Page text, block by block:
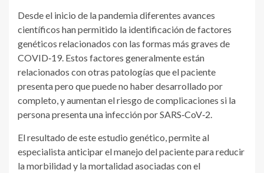
Desde el inicio de la pandemia diferentes avances
científicos han permitido la identificación de factores
genéticos relacionados con las formas más graves de
COVID‐19. Estos factores generalmente están
relacionados con otras patologías que el paciente
presenta pero que puede no haber desarrollado por
completo, y aumentan el riesgo de complicaciones si la
persona presenta una infección por SARS‐CoV‐2.
El resultado de este estudio genético, permite al
especialista anticipar el manejo del paciente para reducir
la morbilidad y la mortalidad asociadas con el